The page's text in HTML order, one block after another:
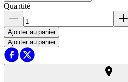
Quantité
Ajouter au panier
Ajouter au panier